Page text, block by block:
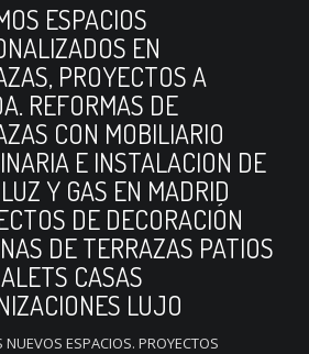
ESPACIOS
EN
PROYECTOS A
REFORMAS DE
CON MOBILIARIO
E INSTALACION DE
Y GAS EN MADRID
DE DECORACIÓN
DE TERRAZAS PATIOS
CASAS
LUJO
NUEVOS ESPACIOS. PROYECTOS